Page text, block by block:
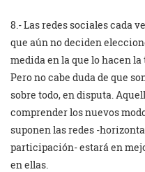
8.- Las redes sociales cada
que aún no deciden
medida en la que lo hacen
Pero no cabe duda de que
sobre todo, en disputa.
comprender los nuevos
suponen las redes -
participación- estará en
en ellas.